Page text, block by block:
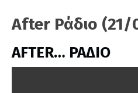
After Ράδιο (21/
AFTER… ΡΑΔΙΟ